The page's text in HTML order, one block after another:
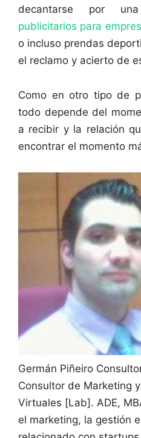
decantarse por
publicitarios para
o incluso prendas
el reclamo y acierto de
Como en otro tipo de
todo depende del
a recibir y la relación
encontrar el momento
Germán Piñeiro
Consultor de Marketing
Virtuales [Lab]. ADE,
el marketing, la gestión